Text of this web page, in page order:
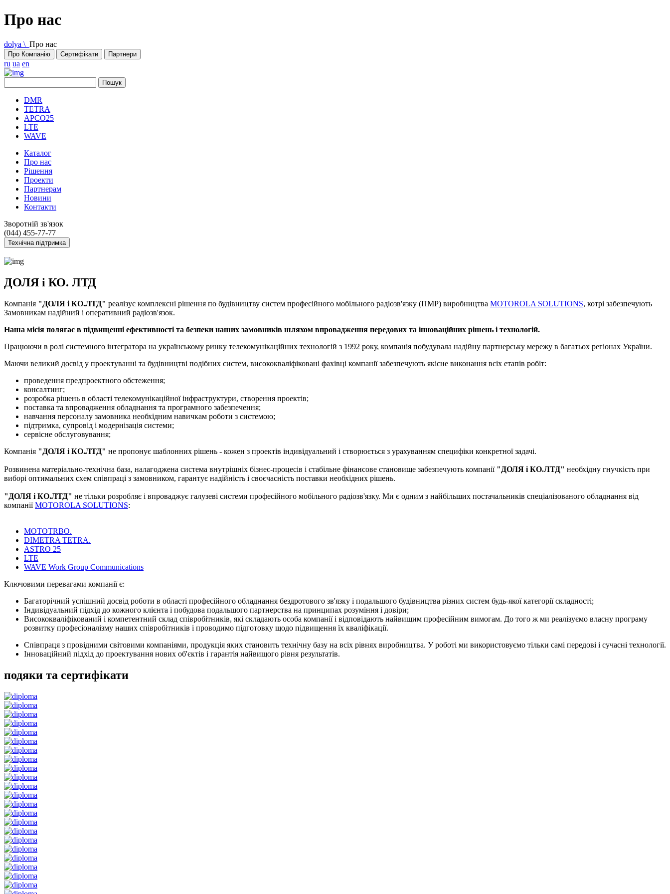
Про нас
dolya \ Про нас
Про Компанію Сертифікати Партнери
ru ua en
DMR
TETRA
APCO25
LTE
WAVE
Каталог
Про нас
Рішення
Проекти
Партнерам
Новини
Контакти
Зворотній зв'язок
(044) 455-77-77
Технічна підтримка
ДОЛЯ і КО. ЛТД
Компанія "ДОЛЯ і КО.ЛТД" реалізує комплексні рішення по будівництву систем професійного мобільного радіозв'язку (ПМР) виробництва MOTOROLA SOLUTIONS, котрі забезпечують
Замовникам надійний і оперативний радіозв'язок.
Наша місія полягає в підвищенні ефективності та безпеки наших замовників шляхом впровадження передових та інноваційних рішень і технологій.
Працюючи в ролі системного інтегратора на українському ринку телекомунікаційних технологій з 1992 року, компанія побудувала надійну партнерську мережу в багатьох регіонах України.
Маючи великий досвід у проектуванні та будівництві подібних систем, висококваліфіковані фахівці компанії забезпечують якісне виконання всіх етапів робіт:
проведення предпроектного обстеження;
консалтинг;
розробка рішень в області телекомунікаційної інфраструктури, створення проектів;
поставка та впровадження обладнання та програмного забезпечення;
навчання персоналу замовника необхідним навичкам роботи з системою;
підтримка, супровід і модернізація системи;
сервісне обслуговування;
Компанія "ДОЛЯ і КО.ЛТД" не пропонує шаблонних рішень - кожен з проектів індивідуальний і створюється з урахуванням специфіки конкретної задачі.
Розвинена матеріально-технічна база, налагоджена система внутрішніх бізнес-процесів і стабільне фінансове становище забезпечують компанії "ДОЛЯ і КО.ЛТД" необхідну гнучкість при
виборі оптимальних схем співпраці з замовником, гарантує надійність і своєчасність поставки необхідних рішень.
"ДОЛЯ і КО.ЛТД" не тільки розробляє і впроваджує галузеві системи професійного мобільного радіозв'язку. Ми є одним з найбільших постачальників спеціалізованого обладнання від
компаніїMOTOROLA SOLUTIONS:
MOTOTRBO.
DIMETRA TETRA.
ASTRO 25
LTE
WAVE Work Group Communications
Ключовими перевагами компанії є:
Багаторічний успішний досвід роботи в області професійного обладнання бездротового зв'язку і подальшого будівництва різних систем будь-якої категорії складності;
Індивідуальний підхід до кожного клієнта і побудова подальшого партнерства на принципах розуміння і довіри;
Висококваліфікований і компетентний склад співробітників, які складають особа компанії і відповідають найвищим професійним вимогам. До того ж ми реалізуємо власну програму
розвитку професіоналізму наших співробітників і проводимо підготовку щодо підвищення їх кваліфікації.
Співпраця з провідними світовими компаніями, продукція яких становить технічну базу на всіх рівнях виробництва. У роботі ми використовуємо тільки самі передові і сучасні технології.
Інноваційний підхід до проектування нових об'єктів і гарантія найвищого рівня результатів.
подяки та сертифікати